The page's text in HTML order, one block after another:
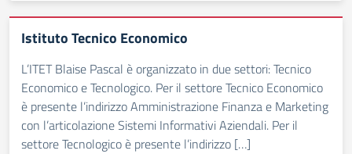
Istituto Tecnico Economico
L’ITET Blaise Pascal è organizzato in due settori: Tecnico
Economico e Tecnologico. Per il settore Tecnico Economico
è presente l’indirizzo Amministrazione Finanza e Marketing
con l’articolazione Sistemi Informativi Aziendali. Per il
settore Tecnologico è presente l’indirizzo […]